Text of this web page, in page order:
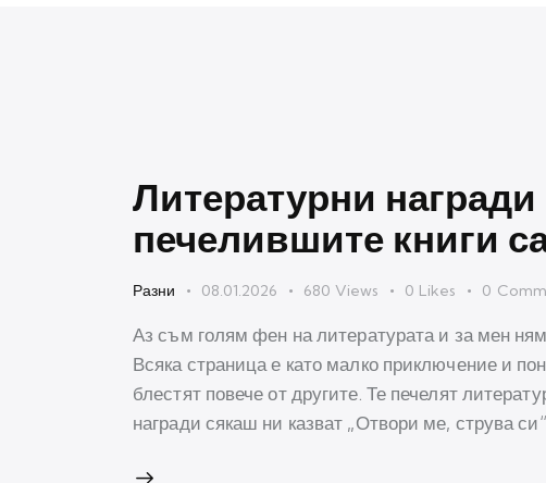
Литературни
печелившите книги
Разни 08.01.2026 680 Views 0 Likes 0
Аз съм голям фен на литературата и за мен
Всяка страница е като малко приключение и
блестят повече от другите. Те печелят
награди сякаш ни казват „Отвори ме, струва